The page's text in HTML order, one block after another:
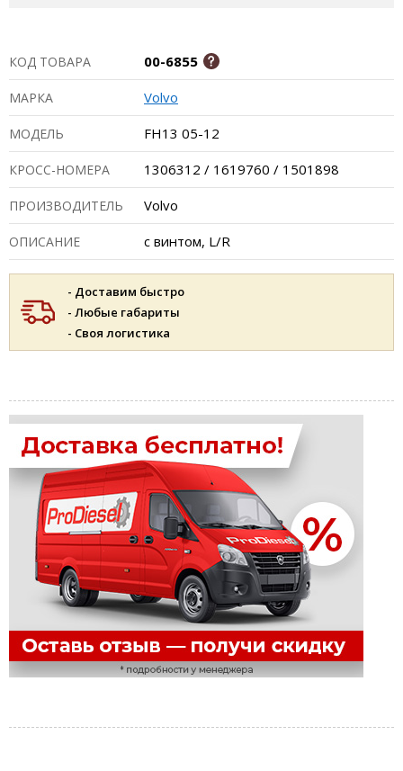
КОД ТОВАРА 00-6855
МАРКА Volvo
МОДЕЛЬ FH13 05-12
КРОСС-НОМЕРА 1306312 / 1619760 / 1501898
ПРОИЗВОДИТЕЛЬ Volvo
ОПИСАНИЕ с винтом, L/R
- Доставим быстро
- Любые габариты
- Своя логистика